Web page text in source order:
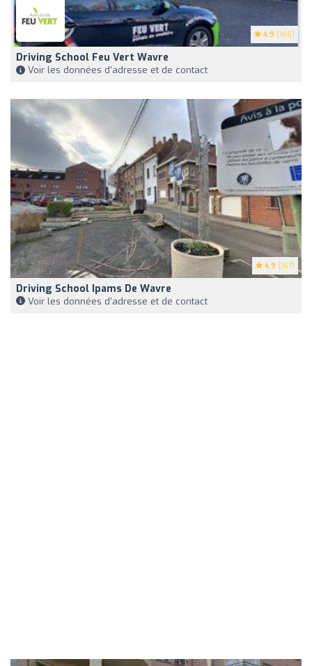
4.9 (166)
Driving School Feu Vert Wavre
Voir les données d'adresse et de contact
4.9 (167)
Driving School Ipams De Wavre
Voir les données d'adresse et de contact